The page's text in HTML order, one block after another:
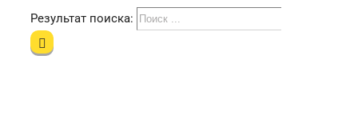
Результат поиска: